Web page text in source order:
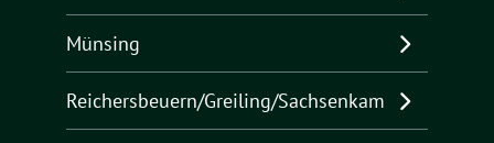
Münsing
Reichersbeuern/Greiling/Sachsenkam